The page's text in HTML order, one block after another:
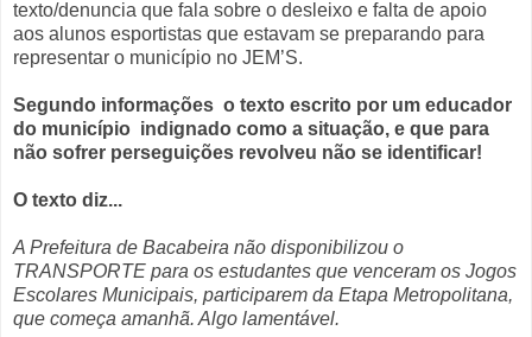
texto/denuncia que fala sobre o desleixo e falta de apoio
aos alunos esportistas que estavam se preparando para
representar o município no JEM’S.
Segundo informações o texto escrito por um educador
do município indignado como a situação, e que para
não sofrer perseguições revolveu não se identificar!
O texto diz...
A Prefeitura de Bacabeira não disponibilizou o
TRANSPORTE para os estudantes que venceram os Jogos
Escolares Municipais, participarem da Etapa Metropolitana,
que começa amanhã. Algo lamentável.